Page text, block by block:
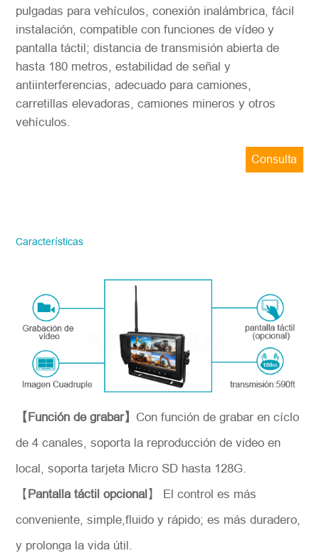
pulgadas para vehículos, conexión inalámbrica, fácil
instalación, compatible con funciones de vídeo y
pantalla táctil; distancia de transmisión abierta de
hasta 180 metros, estabilidad de señal y
antiinterferencias, adecuado para camiones,
carretillas elevadoras, camiones mineros y otros
vehículos.
Consulta
región/país. ¡Te responderemos lo antes
Características
【Función de grabar】 Con función de grabar en cíclo
de 4 canales, soporta la reproducción de video en
local, soporta tarjeta Micro SD hasta 128G.
【 Pantalla táctil opcional 】 El control es más
conveniente, simple,fluido y rápido; es más duradero,
y prolonga la vida útil.